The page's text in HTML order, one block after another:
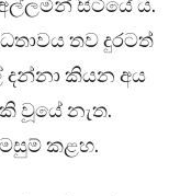
සිටියේ ය.
තව දුරටත්
දන්නා කියන අය
වූයේ නැත.
කළහ.